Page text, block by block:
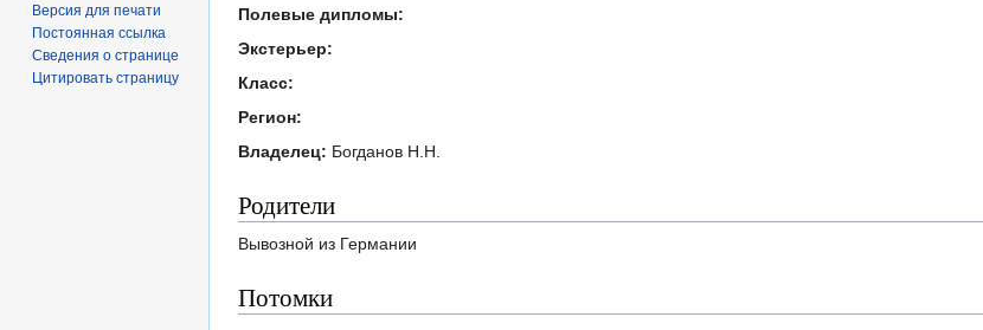
Полевые дипломы:
Экстерьер:
Класс:
Регион:
Владелец: Богданов Н.Н.
Родители
Вывозной из Германии
Потомки
Версия для печати
Постоянная ссылка
Сведения о странице
Цитировать страницу